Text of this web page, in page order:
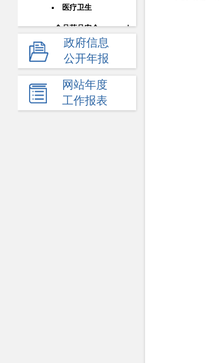
医疗卫生
食品药品安全
安全生产
价格和收费
新闻发布会
热点回应
政府信息
公开年报
网站年度
工作报表